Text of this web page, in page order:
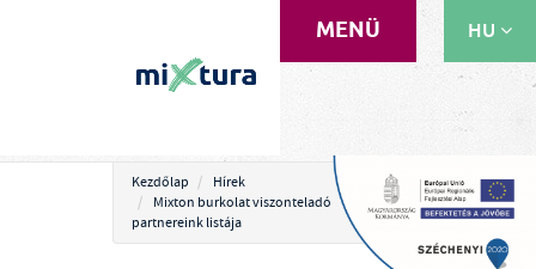
HU
MENÜ
Kezdőlap
Hírek
Mixton burkolat viszonteladó
partnereink listája